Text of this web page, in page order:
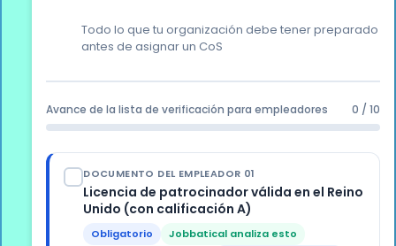
Todo lo que tu organización debe tener preparado
antes de asignar un CoS
Avance de la lista de verificación para empleadores 0 / 10
DOCUMENTO DEL EMPLEADOR 01
Licencia de patrocinador válida en el Reino
Unido (con calificación A)
Obligatorio Jobbatical analiza esto